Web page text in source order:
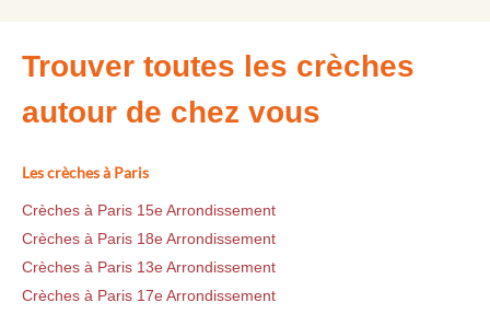
Trouver toutes les crèches
autour de chez vous
Les crèches à Paris
Crèches à Paris 15e Arrondissement
Crèches à Paris 18e Arrondissement
Crèches à Paris 13e Arrondissement
Crèches à Paris 17e Arrondissement